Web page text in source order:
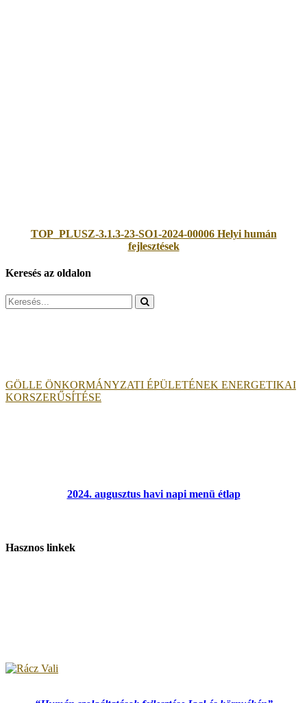
TOP_PLUSZ-3.1.3-23-SO1-2024-00006 Helyi humán
fejlesztések
Keresés az oldalon
Search
for:
GÖLLE ÖNKORMÁNYZATI ÉPÜLETÉNEK ENERGETIKAI
KORSZERŰSÍTÉSE
2024. augusztus havi napi menü étlap
Hasznos linkek